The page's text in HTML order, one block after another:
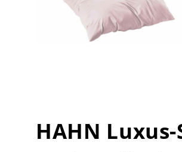
HAHN